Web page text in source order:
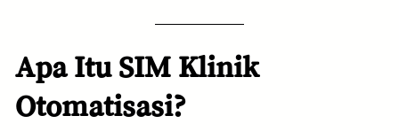
Apa Itu SIM Klinik
Otomatisasi?